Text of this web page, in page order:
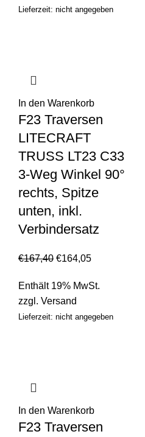
Lieferzeit: nicht angegeben
In den Warenkorb
F23 Traversen
LITECRAFT
TRUSS LT23 C33
3-Weg Winkel 90°
rechts, Spitze
unten, inkl.
Verbindersatz
€167,40 €164,05
Enthält 19% MwSt.
zzgl. Versand
Lieferzeit: nicht angegeben
In den Warenkorb
F23 Traversen